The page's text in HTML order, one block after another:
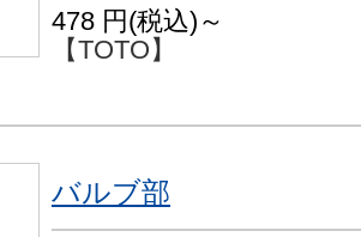
478 円(税込)～
【TOTO】
バルブ部